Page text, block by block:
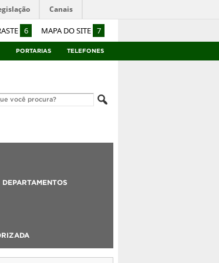
6 MAPA DO SITE 7
Canais
PORTARIAS TELEFONES
DEPARTAMENTOS